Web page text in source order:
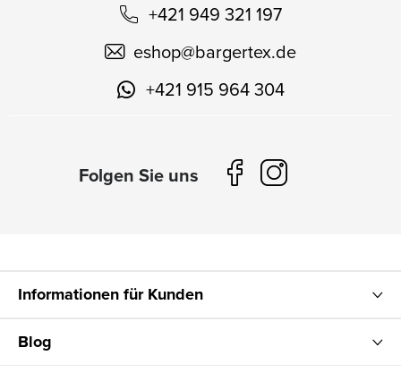
+421 949 321 197
eshop@bargertex.de
+421 915 964 304
Informationen für Kunden
Blog